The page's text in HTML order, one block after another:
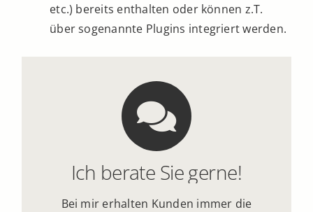
etc.) bereits enthalten oder können z.T.
über sogenannte Plugins integriert werden.
Ich berate Sie gerne!
Bei mir erhalten Kunden immer die